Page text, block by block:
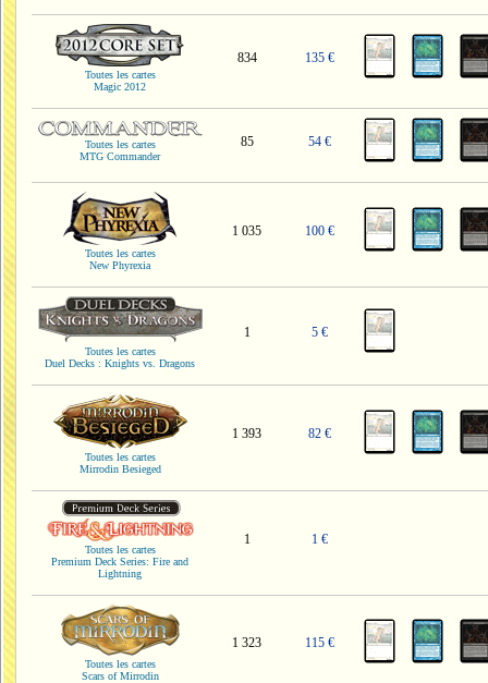
Toutes les cartes
Magic 2012
834 135 €
Toutes les cartes
MTG Commander
85 54 €
Toutes les cartes
New Phyrexia
1 035 100 €
Toutes les cartes
Duel Decks : Knights vs. Dragons
1 5 €
Toutes les cartes
Mirrodin Besieged
1 393 82 €
Toutes les cartes
Premium Deck Series: Fire and
Lightning
1 1 €
Toutes les cartes
Scars of Mirrodin
1 323 115 €